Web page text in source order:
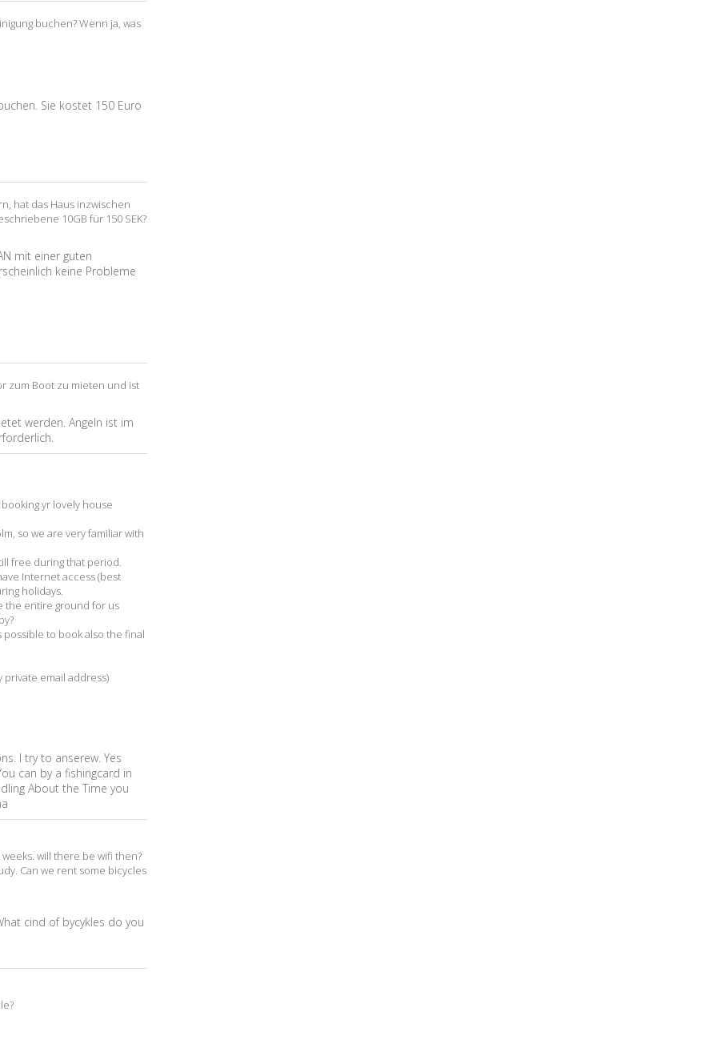
buchen? Wenn ja, was
Sie kostet 150 Euro
hat das Haus inzwischen
10GB für 150 SEK?
mit einer guten
keine Probleme
zum Boot zu mieten und ist
werden. Angeln ist im
yr lovely house
so we are very familiar with
free during that period.
Internet access (best
holidays.
the entire ground for us
possible to book also the final
private email address)
I try to anserew. Yes
can by a fishingcard in
About the Time you
will there be wifi then?
Can we rent some bicycles
cind of bycykles do you